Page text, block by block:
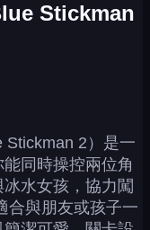
Stickman
Stickman 2）是一
同時操控兩位角
水女孩，協力闖
合與朋友或孩子一